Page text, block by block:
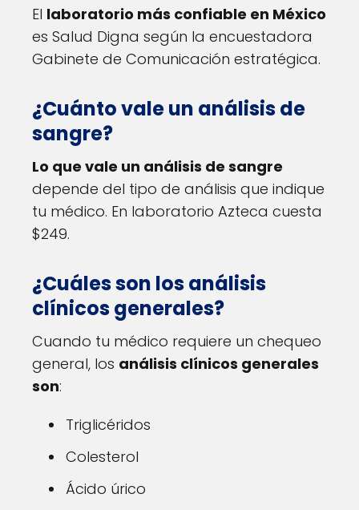
El laboratorio más confiable en México
es Salud Digna según la encuestadora
Gabinete de Comunicación estratégica.
¿Cuánto vale un análisis de
sangre?
Lo que vale un análisis de sangre
depende del tipo de análisis que indique
tu médico. En laboratorio Azteca cuesta
$249.
¿Cuáles son los análisis
clínicos generales?
Cuando tu médico requiere un chequeo
general, los análisis clínicos generales
son:
Triglicéridos
Colesterol
Ácido úrico